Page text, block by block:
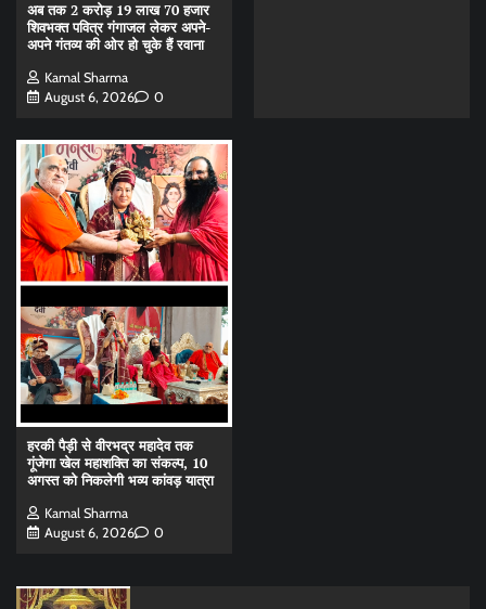
अब तक 2 करोड़ 19 लाख 70 हजार
शिवभक्त पवित्र गंगाजल लेकर अपने-
अपने गंतव्य की ओर हो चुके हैं रवाना
Kamal Sharma
August 6, 2026
0
हरकी पैड़ी से वीरभद्र महादेव तक
गूंजेगा खेल महाशक्ति का संकल्प, 10
अगस्त को निकलेगी भव्य कांवड़ यात्रा
Kamal Sharma
August 6, 2026
0